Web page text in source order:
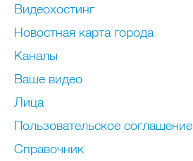
Видеохостинг
Новостная карта города
Каналы
Ваше видео
Лица
Пользовательское соглашение
Справочник